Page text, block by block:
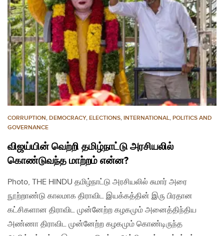
CORRUPTION, DEMOCRACY, ELECTIONS, INTERNATIONAL, POLITICS AND
GOVERNANCE
விஜய்யின் வெற்றி தமிழ்நாட்டு அரசியலில்
கொண்டுவந்த மாற்றம் என்ன?
Photo, THE HINDU தமிழ்நாட்டு அரசியலில் சுமார் அரை
நூற்றாண்டு காலமாக திராவிட இயக்கத்தின் இரு பிரதான
கட்சிகளான திராவிட முன்னேற்ற கழகமும் அனைத்திந்திய
அண்ணா திராவிட முன்னேற்ற கழகமும் கொண்டிருந்த